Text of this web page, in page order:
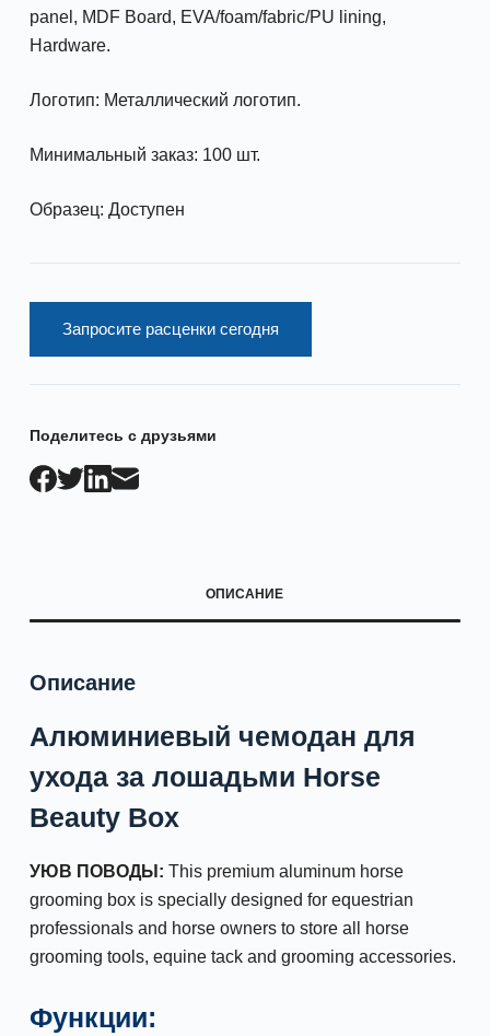
panel, MDF Board, EVA/foam/fabric/PU lining,
Hardware.
Логотип: Металлический логотип.
Минимальный заказ: 100 шт.
Образец: Доступен
Запросите расценки сегодня
Поделитесь с друзьями
ОПИСАНИЕ
Описание
Алюминиевый чемодан для
ухода за лошадьми Horse
Beauty Box
УЮВ ПОВОДЫ: This premium aluminum horse
grooming box is specially designed for equestrian
professionals and horse owners to store all horse
grooming tools, equine tack and grooming accessories.
Функции: